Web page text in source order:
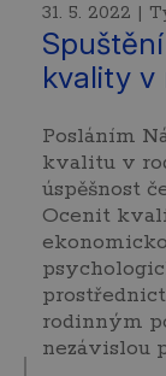
31. 5. 2022 |
kvality v
Posláním
kvalitu v
úspěšnost
Ocenit
rodinným
nezávislou